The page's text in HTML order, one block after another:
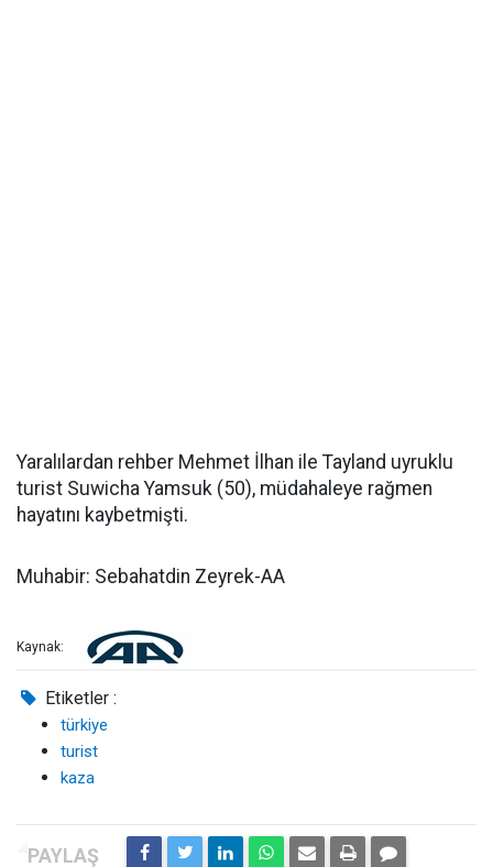
Yaralılardan rehber Mehmet İlhan ile Tayland uyruklu
turist Suwicha Yamsuk (50), müdahaleye rağmen
hayatını kaybetmişti.
Muhabir: Sebahatdin Zeyrek-AA
Kaynak:
Etiketler :
türkiye
turist
kaza